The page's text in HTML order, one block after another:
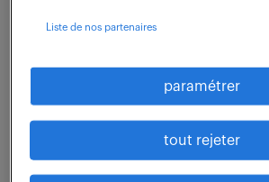
chef de chantier en génie
électrique (f/h)
Liste de nos partenaires
paramétrer
tout rejeter